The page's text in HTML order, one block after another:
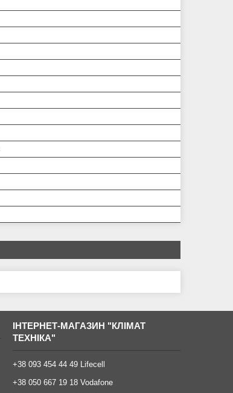
ІНТЕРНЕТ-МАГАЗИН "КЛІМАТ
ТЕХНІКА"
+38 093 454 44 49 Lifecell
+38 050 667 19 18 Vodafone